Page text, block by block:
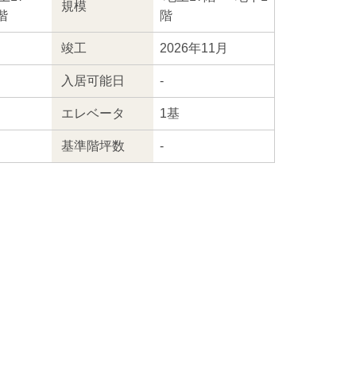
規模
階
竣工 2026年11月
入居可能日 -
エレベータ 1基
基準階坪数 -